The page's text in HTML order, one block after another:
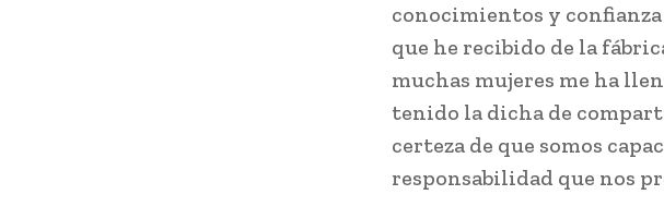
conocimientos y
que he recibido de la
muchas mujeres me ha
tenido la dicha de
certeza de que somos
responsabilidad que nos